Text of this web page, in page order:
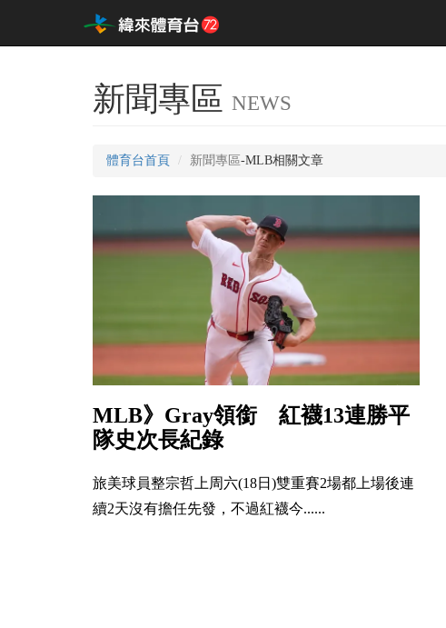
新聞專區 NEWS
體育台首頁 新聞專區-MLB相關文章
MLB》Gray領銜 紅襪13連勝平
隊史次長紀錄
旅美球員整宗哲上周六(18日)雙重賽2場都上場後連
續2天沒有擔任先發，不過紅襪今......